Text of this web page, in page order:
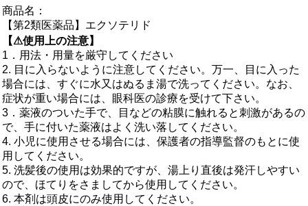
商品名：
【第2類医薬品】エクソテリド
【⚠使用上の注意】
1．用法・用量を厳守してください
2. 目に入らないように注意してください。万一、目に入った
場合には、すぐに水又はぬるま湯で洗ってください。なお、
症状が重い場合には、眼科医の診療を受けて下さい。
3．薬液のついた手で、目などの粘膜に触れると刺激があるの
で、手に付いた薬液はよく洗い落してください。
4. 小児に使用させる場合には、保護者の指導監督のもとに使
用してください。
5. 洗髪後の使用は効果的ですが、湯上り直後は発汗しやすい
ので、ほてりをさましてから使用してください。
6. 本剤は頭皮にのみ使用してください。